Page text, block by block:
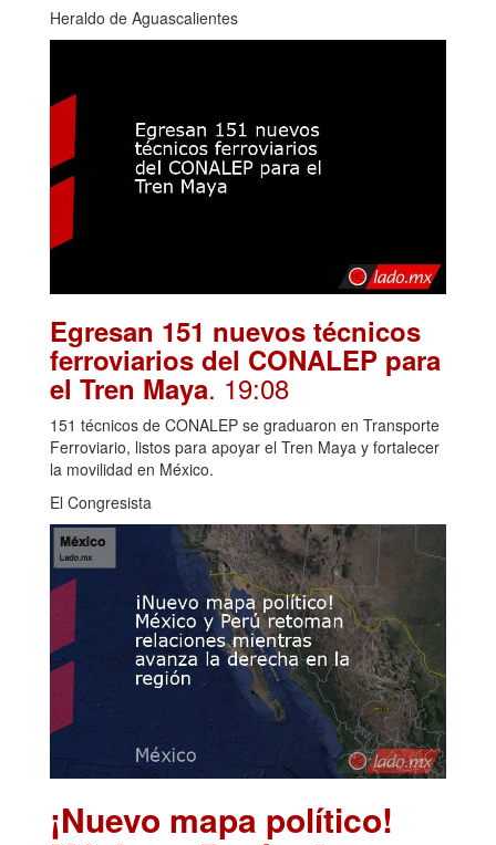
Heraldo de Aguascalientes
Egresan 151 nuevos técnicos
ferroviarios del CONALEP para
el Tren Maya. 19:08
151 técnicos de CONALEP se graduaron en Transporte
Ferroviario, listos para apoyar el Tren Maya y fortalecer
la movilidad en México.
El Congresista
¡Nuevo mapa político!